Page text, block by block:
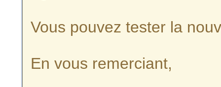
Vous pouvez tester la
En vous remerciant,